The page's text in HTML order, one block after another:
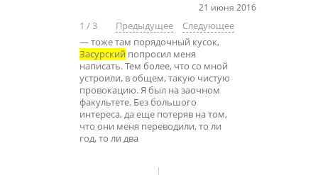
21 июня 2016
1 /3 Предыдущее
Следующее
— тоже там порядочный кусок,
Засурский попросил меня
написать. Тем более, что со мной
устроили, в общем, такую чистую
провокацию. Я был на заочном
факультете. Без большого
интереса, да еще потеряв на том,
что они меня переводили, то ли
год, то ли два